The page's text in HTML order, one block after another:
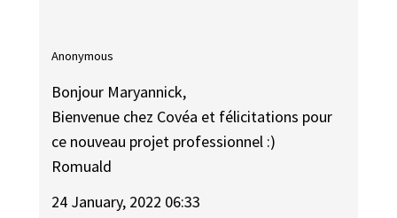
Anonymous
Bonjour Maryannick,
Bienvenue chez Covéa et félicitations pour
ce nouveau projet professionnel :)
Romuald
24 January, 2022 06:33